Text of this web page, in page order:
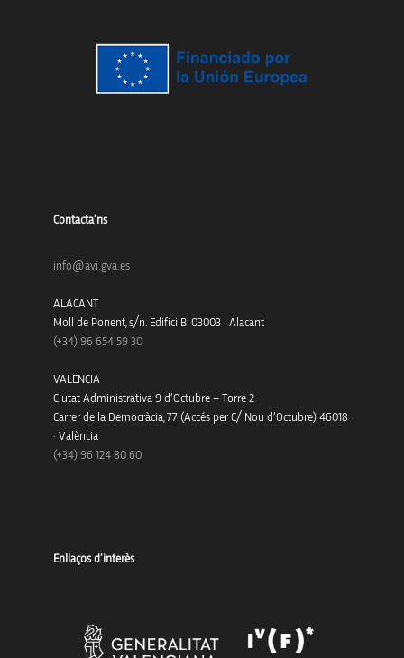
Contacta’ns
info@avi.gva.es
ALACANT
Moll de Ponent, s/n. Edifici B. 03003 · Alacant
(+34) 96 654 59 30
VALENCIA
Ciutat Administrativa 9 d’Octubre – Torre 2
Carrer de la Democràcia, 77 (Accés per C/ Nou d’Octubre) 46018
· València
(+34) 96 124 80 60
Enllaços d’interès